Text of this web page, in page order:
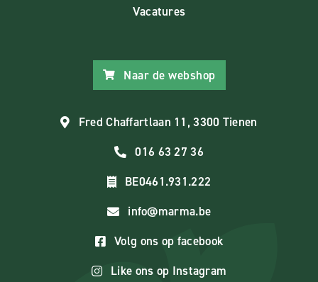
Vacatures
Naar de webshop
Fred Chaffartlaan 11, 3300 Tienen
016 63 27 36
BE0461.931.222
info@marma.be
Volg ons op facebook
Like ons op Instagram